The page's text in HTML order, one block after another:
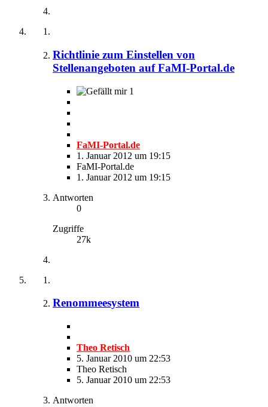
Richtlinie zum Einstellen von
Stellenangeboten auf FaMI-Portal.de
1
FaMI-Portal.de
1. Januar 2012 um 19:15
FaMI-Portal.de
1. Januar 2012 um 19:15
Antworten
0
Zugriffe
27k
Renommeesystem
Theo Retisch
5. Januar 2010 um 22:53
Theo Retisch
5. Januar 2010 um 22:53
Antworten